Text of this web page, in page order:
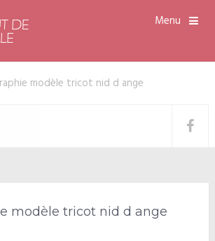
Menu
modèle tricot nid d ange
modèle tricot nid d ange